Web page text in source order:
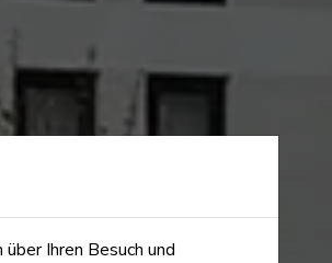
Ihren Besuch und